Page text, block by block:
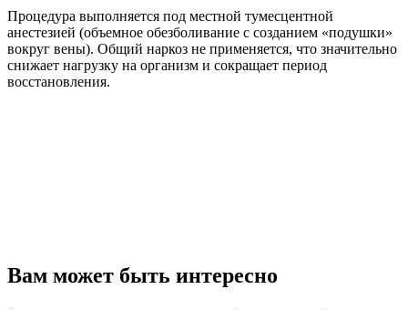
Процедура выполняется под местной тумесцентной
анестезией (объемное обезболивание с созданием «подушки»
вокруг вены). Общий наркоз не применяется, что значительно
снижает нагрузку на организм и сокращает период
восстановления.
Вам может быть интересно